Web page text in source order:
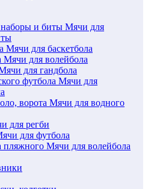
Мячи для
Мячи для баскетбола
Мячи для волейбола
для гандбола
Мячи для
Мячи для водного
для регби
для футбола
Мячи для волейбола